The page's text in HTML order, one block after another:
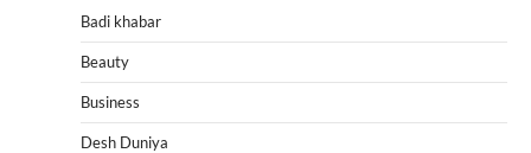
Badi khabar
Beauty
Business
Desh Duniya